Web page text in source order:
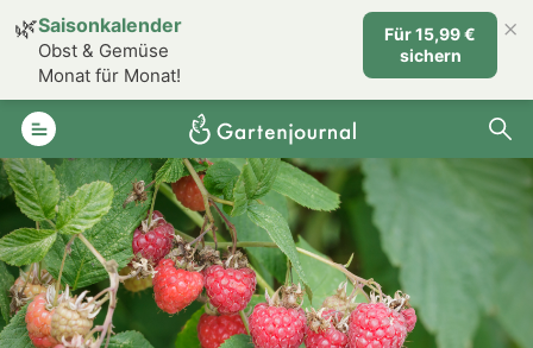
🌿Saisonkalender
Obst & Gemüse
Monat für Monat!
Für 15,99 €
sichern
×